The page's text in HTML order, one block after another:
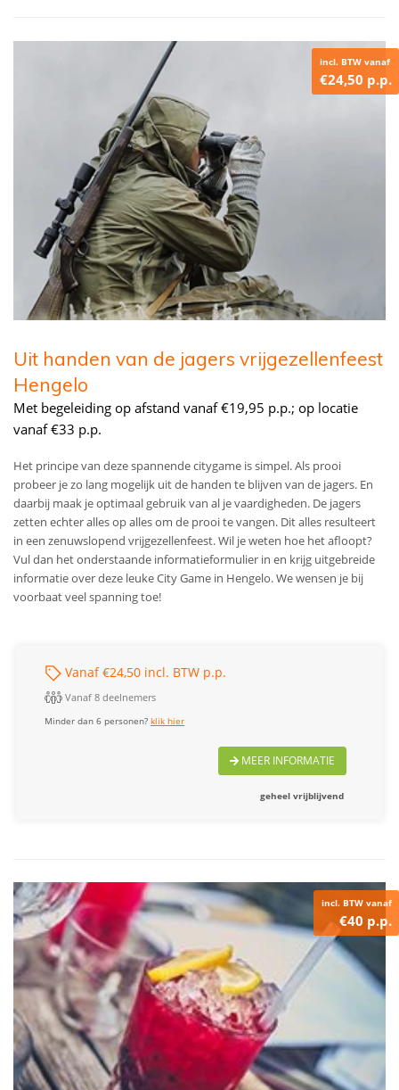
incl. BTW vanaf
€24,50 p.p.
Uit handen van de jagers vrijgezellenfeest
Hengelo
Met begeleiding op afstand vanaf €19,95 p.p.; op locatie
vanaf €33 p.p.
Het principe van deze spannende citygame is simpel. Als prooi
probeer je zo lang mogelijk uit de handen te blijven van de jagers. En
daarbij maak je optimaal gebruik van al je vaardigheden. De jagers
zetten echter alles op alles om de prooi te vangen. Dit alles resulteert
in een zenuwslopend vrijgezellenfeest. Wil je weten hoe het afloopt?
Vul dan het onderstaande informatieformulier in en krijg uitgebreide
informatie over deze leuke City Game in Hengelo. We wensen je bij
voorbaat veel spanning toe!
Vanaf €24,50 incl. BTW p.p.
Vanaf 8 deelnemers
Minder dan 6 personen?klik hier
MEER INFORMATIE
geheel vrijblijvend
incl. BTW vanaf
€40 p.p.